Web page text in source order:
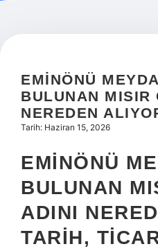
Hakkımızda
EMINÖNÜ
BULUNAN MISIR
NEREDEN
Tarih: Haziran 15, 2026
EMINÖNÜ
BULUNAN
ADINI
TARIH,